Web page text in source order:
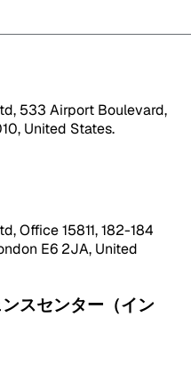
533 Airport Boulevard,
United States.
Office 15811, 182-184
E6 2JA, United
スセンター（イン